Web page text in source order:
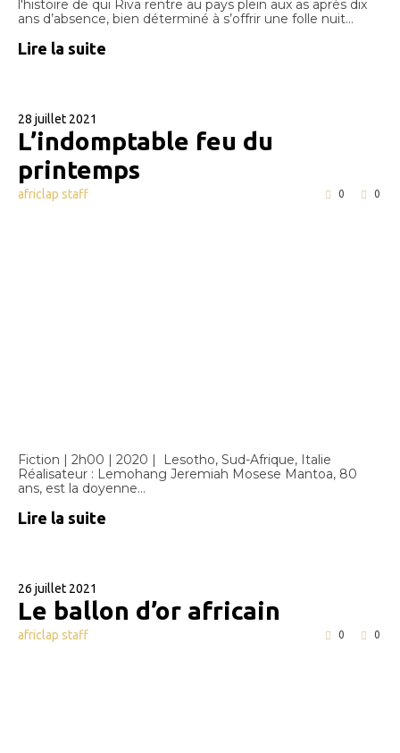
l'histoire de qui Riva rentre au pays plein aux as après dix
ans d’absence, bien déterminé à s’offrir une folle nuit…
Lire la suite
28 juillet 2021
L’indomptable feu du
printemps
africlap staff 0 0
Fiction | 2h00 | 2020 | Lesotho, Sud-Afrique, Italie
Réalisateur : Lemohang Jeremiah Mosese Mantoa, 80
ans, est la doyenne...
Lire la suite
26 juillet 2021
Le ballon d’or africain
africlap staff 0 0